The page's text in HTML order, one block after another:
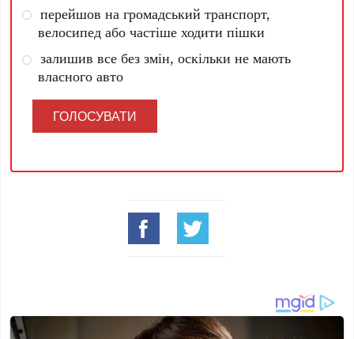
перейшов на громадський транспорт,
велосипед або частіше ходити пішки
залишив все без змін, оскільки не мають
власного авто